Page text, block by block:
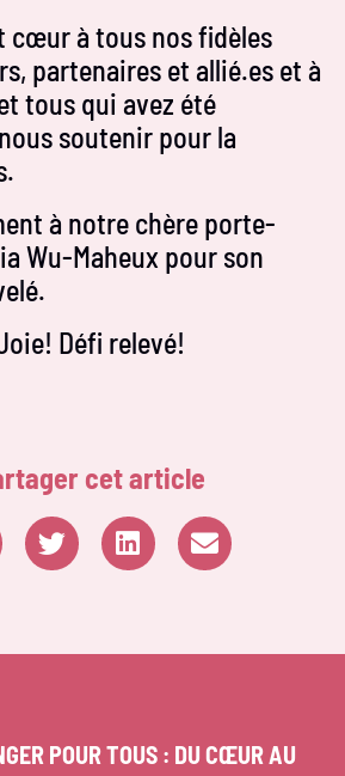
cœur à tous nos fidèles
partenaires et allié.es et à
tous qui avez été
soutenir pour la
à notre chère porte-
Wu-Maheux pour son
Défi relevé!
cet article
POUR TOUS : DU CŒUR AU